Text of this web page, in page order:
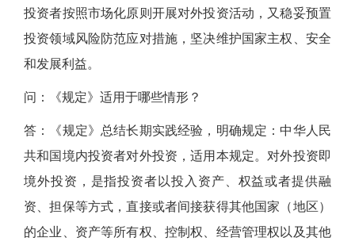
投资者按照市场化原则开展对外投资活动，又稳妥预置
投资领域风险防范应对措施，坚决维护国家主权、安全
和发展利益。
问：《规定》适用于哪些情形？
答：《规定》总结长期实践经验，明确规定：中华人民
共和国境内投资者对外投资，适用本规定。对外投资即
境外投资，是指投资者以投入资产、权益或者提供融
资、担保等方式，直接或者间接获得其他国家（地区）
的企业、资产等所有权、控制权、经营管理权以及其他